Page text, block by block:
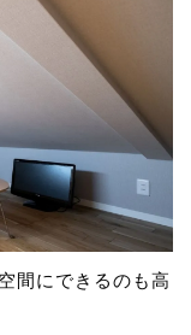
間にできるのも高